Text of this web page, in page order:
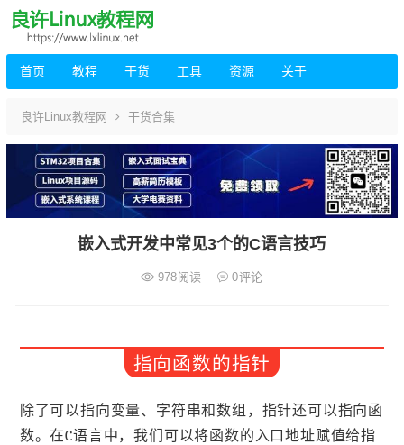
首页 教程 干货 工具 资源 关于
良许Linux教程网 干货合集
嵌入式开发中常见3个的C语言技巧
978阅读 0评论
指向函数的指针
除了可以指向变量、字符串和数组，指针还可以指向函
数。在C语言中，我们可以将函数的入口地址赋值给指